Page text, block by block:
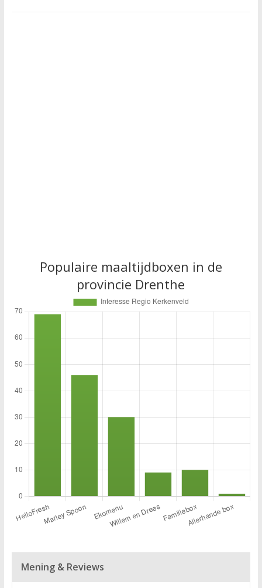
Populaire maaltijdboxen in de
provincie Drenthe
Mening & Reviews